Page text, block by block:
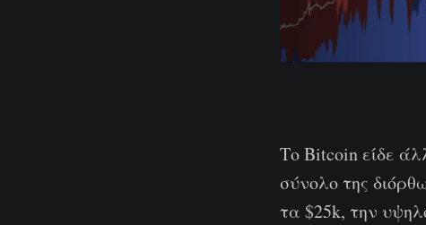
Το Bitcoin είδε
σύνολο της
τα $25k, την